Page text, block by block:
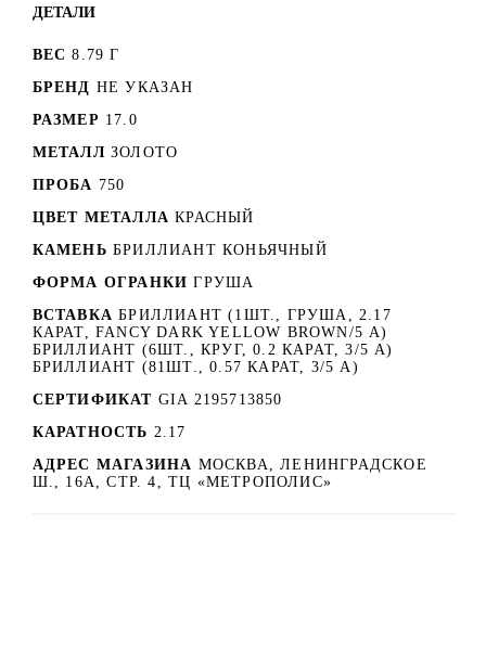
ДЕТАЛИ
ВЕС 8.79 Г
БРЕНД НЕ УКАЗАН
РАЗМЕР 17.0
МЕТАЛЛ ЗОЛОТО
ПРОБА 750
ЦВЕТ МЕТАЛЛА КРАСНЫЙ
КАМЕНЬ БРИЛЛИАНТ КОНЬЯЧНЫЙ
ФОРМА ОГРАНКИ ГРУША
ВСТАВКА БРИЛЛИАНТ (1ШТ., ГРУША, 2.17
КАРАТ, FANCY DARK YELLOW BROWN/5 А)
БРИЛЛИАНТ (6ШТ., КРУГ, 0.2 КАРАТ, 3/5 А)
БРИЛЛИАНТ (81ШТ., 0.57 КАРАТ, 3/5 А)
СЕРТИФИКАТ GIA 2195713850
КАРАТНОСТЬ 2.17
АДРЕС МАГАЗИНА МОСКВА, ЛЕНИНГРАДСКОЕ
Ш., 16А, СТР. 4, ТЦ «МЕТРОПОЛИС»